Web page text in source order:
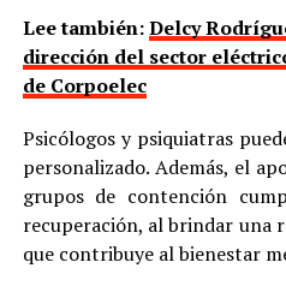
Lee también:Delcy
dirección del sector
de Corpoelec
Psicólogos y psiquiatras
personalizado. Además, el
grupos de contención
recuperación, al brindar una
que contribuye al bienestar